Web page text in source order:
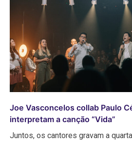
Joe Vasconcelos collab Paulo
interpretam a canção “Vida”
Juntos, os cantores gravam a